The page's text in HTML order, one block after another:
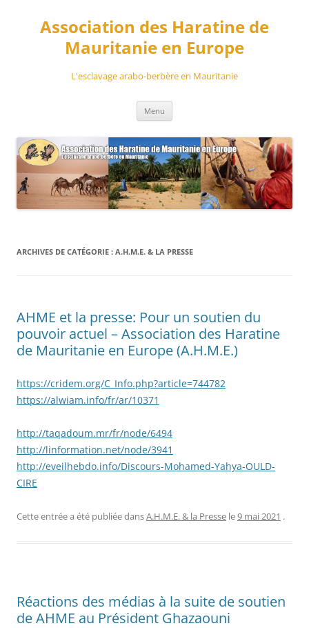
contenuAssociation des Haratine de
Mauritanie en Europe
L'esclavage arabo-berbère en Mauritanie
Menu
ARCHIVES DE CATÉGORIE : A.H.M.E. & LA PRESSE
AHME et la presse: Pour un soutien du
pouvoir actuel – Association des Haratine
de Mauritanie en Europe (A.H.M.E.)
https://cridem.org/C_Info.php?article=744782
https://alwiam.info/fr/ar/10371
http://taqadoum.mr/fr/node/6494
http://linformation.net/node/3941
http://eveilhebdo.info/Discours-Mohamed-Yahya-OULD-
CIRE
Cette entrée a été publiée dansA.H.M.E. & la Presse le9 mai 2021 .
Réactions des médias à la suite de soutien
de AHME au Président Ghazaouni